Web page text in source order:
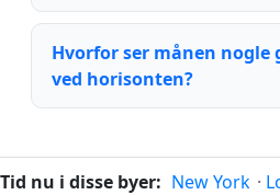
Hvorfor ser månen nogle
ved horisonten?
Tid nu i disse byer: New York ·